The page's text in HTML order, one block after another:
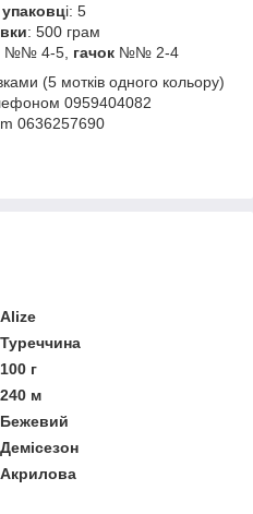
і: 5
: 500 грам
№№ 4-5, гачок №№ 2-4
(5 мотків одного кольору)
0959404082
0636257690
Alize
Туреччина
100 г
240 м
Бежевий
Демісезон
Акрилова